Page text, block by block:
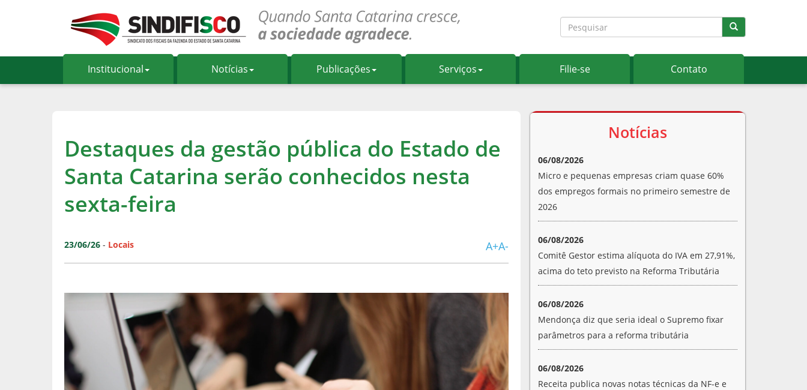
Institucional Notícias Publicações Serviços Filie-se Contato
Destaques da gestão pública do Estado de
Santa Catarina serão conhecidos nesta
sexta-feira
23/06/26 - Locais A+A-
Notícias
06/08/2026
Micro e pequenas empresas criam quase 60%
dos empregos formais no primeiro semestre de
2026
06/08/2026
Comitê Gestor estima alíquota do IVA em 27,91%,
acima do teto previsto na Reforma Tributária
06/08/2026
Mendonça diz que seria ideal o Supremo fixar
parâmetros para a reforma tributária
06/08/2026
Receita publica novas notas técnicas da NF-e e